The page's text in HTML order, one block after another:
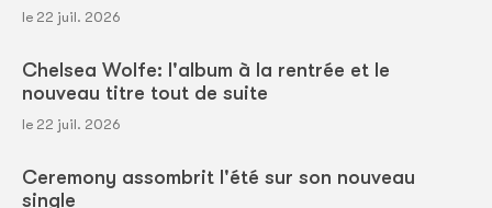
le 22 juil. 2026
Chelsea Wolfe: l'album à la rentrée et le
nouveau titre tout de suite
le 22 juil. 2026
Ceremony assombrit l'été sur son nouveau
single